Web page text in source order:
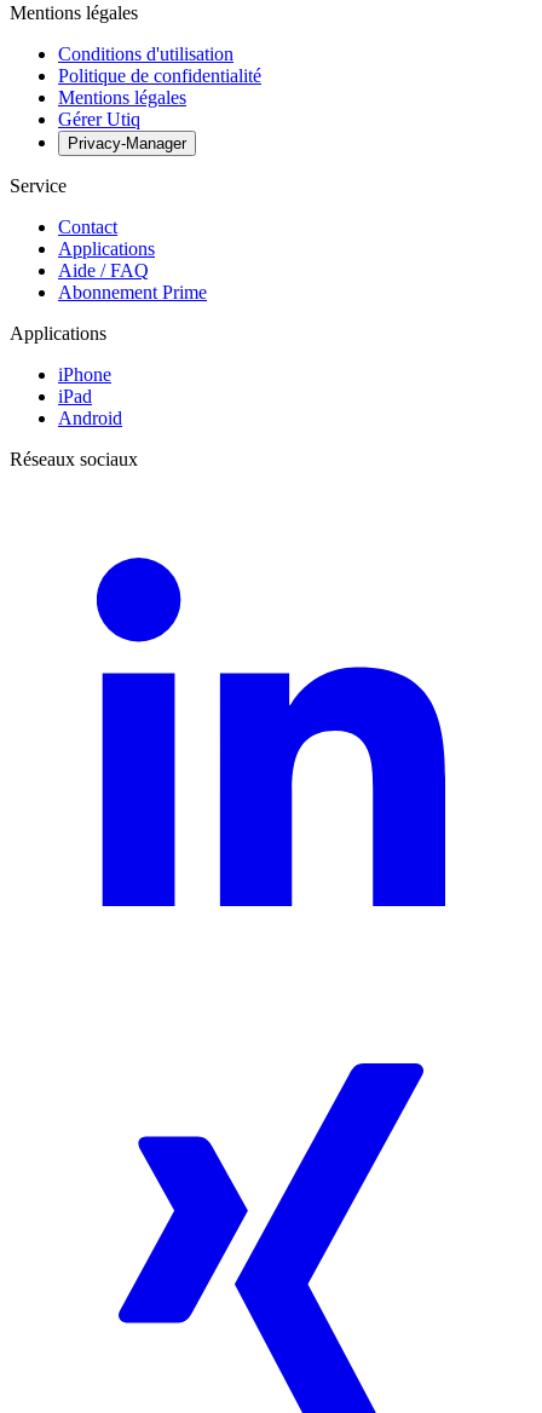
Mentions légales
Conditions d'utilisation
Politique de confidentialité
Mentions légales
Gérer Utiq
Privacy-Manager
Service
Contact
Applications
Aide / FAQ
Abonnement Prime
Applications
iPhone
iPad
Android
Réseaux sociaux